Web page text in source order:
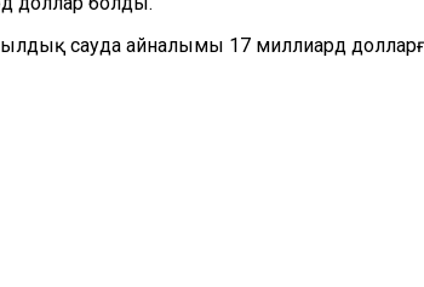
сауда айналымы 17 миллиард